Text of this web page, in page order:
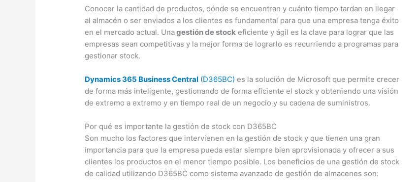
Conocer la cantidad de productos, dónde se encuentran y cuánto tiempo tardan en llegar
al almacén o ser enviados a los clientes es fundamental para que una empresa tenga éxito
en el mercado actual. Unagestión de stock eficiente y ágil es la clave para lograr que las
empresas sean competitivas y la mejor forma de lograrlo es recurriendo a programas para
gestionar stock.
Dynamics 365 Business Central (D365BC) es la solución de Microsoft que permite crecer
de forma más inteligente, gestionando de forma eficiente el stock y obteniendo una visión
de extremo a extremo y en tiempo real de un negocio y su cadena de suministros.
Por qué es importante la gestión de stock con D365BC
Son mucho los factores que intervienen en la gestión de stock y que tienen una gran
importancia para que la empresa pueda estar siempre bien aprovisionada y ofrecer a sus
clientes los productos en el menor tiempo posible. Los beneficios de una gestión de stock
de calidad utilizando D365BC como sistema avanzado de gestión de almacenes son: